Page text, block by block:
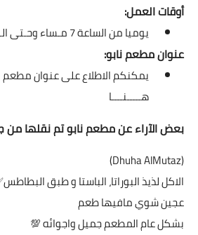
أوقات العمل:
يوميا من الساعة 7 مـساء وحـتى الـساعة 12 منتـصف الـليل
عنوان مطعم نابو:
يمكنكم الاطلاع على عنوان مطعم
هـــــنــــا
بعض الآراء عن مطعم نابو تم نقلها
(Dhuha AlMutaz)
الاكل لذيذ البوراتا، الباستا و طبق
عجين شوي مافيها طعم
بشكل عام المطعم جميل واجوائه 💯